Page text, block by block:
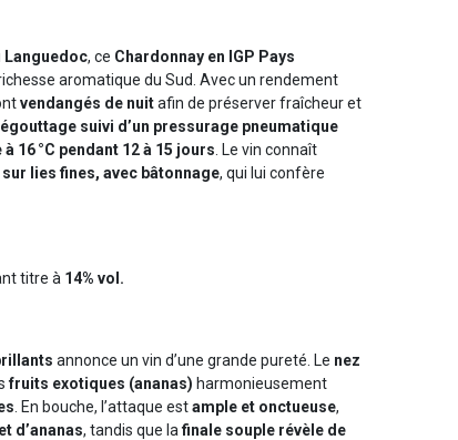
Languedoc, ce Chardonnay en IGP Pays
aromatique du Sud. Avec un rendement
vendangés de nuitafin de préserver fraîcheur et
égouttage suivi d’un pressurage pneumatique
16 °C pendant 12 à 15 jours . Le vin connaît
lies fines, avec bâtonnage, qui lui confère
titre à 14% vol.
annonce un vin d’une grande pureté. Le nez
fruits exotiques (ananas) harmonieusement
. En bouche, l’attaque estample et onctueuse,
d’ananas, tandis que la finale souple révèle de